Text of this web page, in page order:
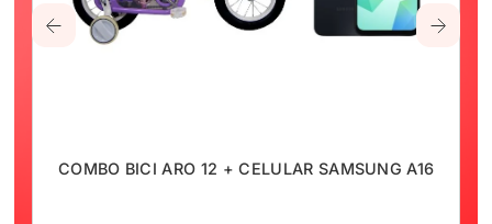
COMBO BICI ARO 12 + CELULAR SAMSUNG A16